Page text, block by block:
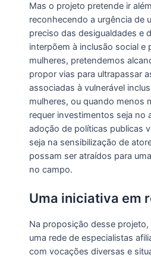
Mas o projeto pretende ir
reconhecendo a urgência de
preciso das desigualdades e
interpõem à inclusão social e
mulheres, pretendemos
propor vias para ultrapassar
associadas à vulnerável
mulheres, ou quando menos
requer investimentos seja no
adoção de políticas publicas
seja na sensibilização de
possam ser atraídos para
no campo.
Uma iniciativa em
Na proposição desse
uma rede de especialistas
com vocações diversas e